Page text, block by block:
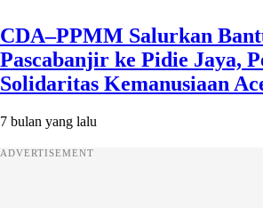
CDA–PPMM Salurkan
Pascabanjir ke Pidie Jaya,
Solidaritas Kemanusiaan
7 bulan yang lalu
ADVERTISEMENT